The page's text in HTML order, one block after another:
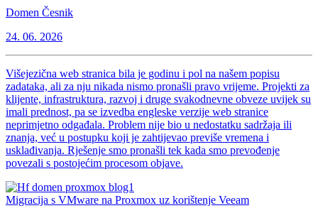
Domen Česnik
24. 06. 2026
Višejezična web stranica bila je godinu i pol na našem popisu
zadataka, ali za nju nikada nismo pronašli pravo vrijeme. Projekti za
klijente, infrastruktura, razvoj i druge svakodnevne obveze uvijek su
imali prednost, pa se izvedba engleske verzije web stranice
neprimjetno odgađala. Problem nije bio u nedostatku sadržaja ili
znanja, već u postupku koji je zahtijevao previše vremena i
usklađivanja. Rješenje smo pronašli tek kada smo prevođenje
povezali s postojećim procesom objave.
Migracija s VMware na Proxmox uz korištenje Veeam